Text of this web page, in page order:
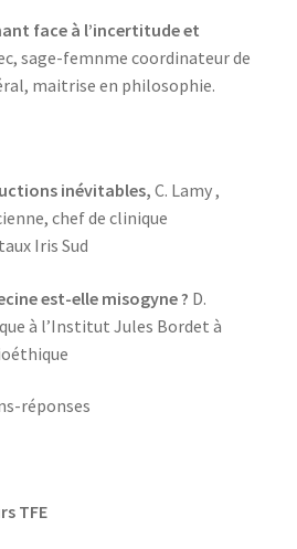
face à l’incertitude et
sage-femnme coordinateur de
maitrise en philosophie.
inévitables, C. Lamy ,
chef de clinique
Iris Sud
est-elle misogyne ? D.
à l’Institut Jules Bordet à
réponses
TFE